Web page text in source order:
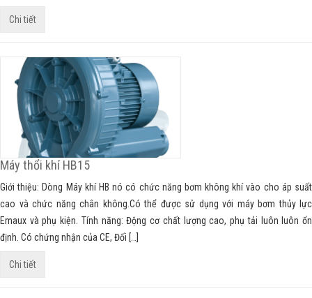
Chi tiết
Máy thổi khí HB15
Giới thiệu: Dòng Máy khí HB nó có chức năng bơm không khí vào cho áp suất
cao và chức năng chân không.Có thể được sử dụng với máy bơm thủy lực
Emaux và phụ kiện. Tính năng: Động cơ chất lượng cao, phụ tải luôn luôn ổn
định. Có chứng nhận của CE, Đối […]
Chi tiết